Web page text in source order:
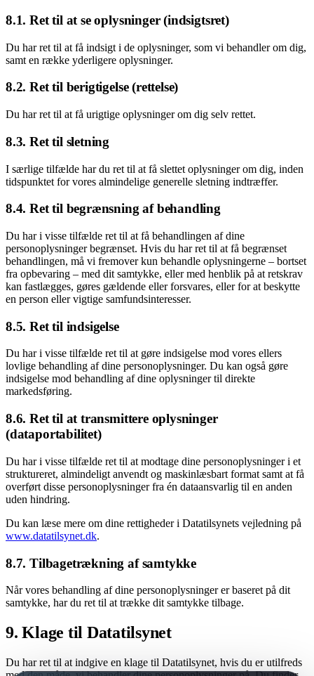
8.1. Ret til at se oplysninger (indsigtsret)
Du har ret til at få indsigt i de oplysninger, som vi behandler om dig,
samt en række yderligere oplysninger.
8.2. Ret til berigtigelse (rettelse)
Du har ret til at få urigtige oplysninger om dig selv rettet.
8.3. Ret til sletning
I særlige tilfælde har du ret til at få slettet oplysninger om dig, inden
tidspunktet for vores almindelige generelle sletning indtræffer.
8.4. Ret til begrænsning af behandling
Du har i visse tilfælde ret til at få behandlingen af dine
personoplysninger begrænset. Hvis du har ret til at få begrænset
behandlingen, må vi fremover kun behandle oplysningerne – bortset
fra opbevaring – med dit samtykke, eller med henblik på at retskrav
kan fastlægges, gøres gældende eller forsvares, eller for at beskytte
en person eller vigtige samfundsinteresser.
8.5. Ret til indsigelse
Du har i visse tilfælde ret til at gøre indsigelse mod vores ellers
lovlige behandling af dine personoplysninger. Du kan også gøre
indsigelse mod behandling af dine oplysninger til direkte
markedsføring.
8.6. Ret til at transmittere oplysninger
(dataportabilitet)
Du har i visse tilfælde ret til at modtage dine personoplysninger i et
struktureret, almindeligt anvendt og maskinlæsbart format samt at få
overført disse personoplysninger fra én dataansvarlig til en anden
uden hindring.
Du kan læse mere om dine rettigheder i Datatilsynets vejledning på
www.datatilsynet.dk.
8.7. Tilbagetrækning af samtykke
Når vores behandling af dine personoplysninger er baseret på dit
samtykke, har du ret til at trække dit samtykke tilbage.
9. Klage til Datatilsynet
Du har ret til at indgive en klage til Datatilsynet, hvis du er utilfreds